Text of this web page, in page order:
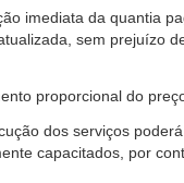
imediata da quantia
sem prejuízo
proporcional do
dos serviços
capacitados, por